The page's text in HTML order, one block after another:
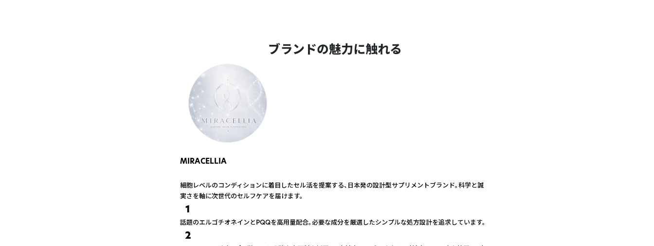
ブランドの魅力に触れる
MIRACELLIA
細胞レベルのコンディションに着目したセル活を提案する、日本発の設計型サプリメントブランド。科学と誠
実さを軸に次世代のセルフケアを届けます。
1
話題のエルゴチオネインとPQQを高用量配合。必要な成分を厳選したシンプルな処方設計を追求しています。
2